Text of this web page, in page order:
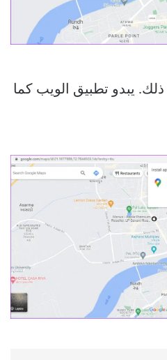
يبدو تطبيق الويب كما